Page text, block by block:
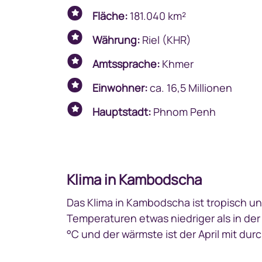
Fläche: 181.040 km²
Währung: Riel (KHR)
Amtssprache: Khmer
Einwohner:ca. 16,5 Millionen
Hauptstadt: Phnom Penh
Klima in Kambodscha
Das Klima in Kambodscha ist tropisch
Temperaturen etwas niedriger als in
°C und der wärmste ist der April mit